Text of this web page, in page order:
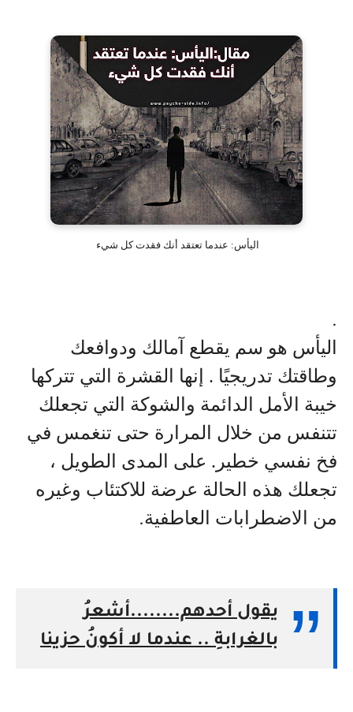
اليأس: عندما تعتقد أنك فقدت كل شيء
.
اليأس هو سم يقطع آمالك ودوافعك
وطاقتك تدريجيًا . إنها القشرة التي تتركها
خيبة الأمل الدائمة والشوكة التي تجعلك
تتنفس من خلال المرارة حتى تنغمس في
فخ نفسي خطير. على المدى الطويل ،
تجعلك هذه الحالة عرضة للاكتئاب وغيره
من الاضطرابات العاطفية.
يقول أحدهم........‏أشعرُ
بالغرابةِ .. عندما لا أكونُ حزينا